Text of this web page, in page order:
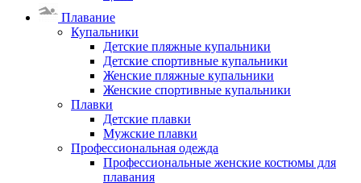
Плавание
Купальники
Детские пляжные купальники
Детские спортивные купальники
Женские пляжные купальники
Женские спортивные купальники
Плавки
Детские плавки
Мужские плавки
Профессиональная одежда
Профессиональные женские костюмы для
плавания